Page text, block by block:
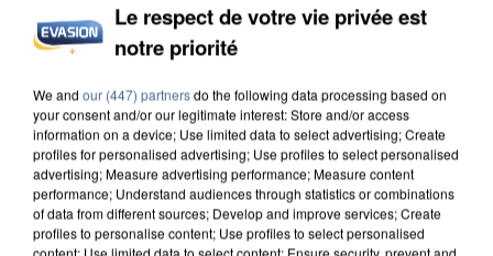
INCENDIES : L’ÎLE-DE-FRANCE LANCE UN ÉLAN
DE SOLIDARITÉ AVEC LES...
Le respect de votre vie privée est
notre priorité
We and our (447) partnersdo the following data processing based on
your consent and/or our legitimate interest: Store and/or access
information on a device; Use limited data to select advertising; Create
profiles for personalised advertising; Use profiles to select personalised
advertising; Measure advertising performance; Measure content
performance; Understand audiences through statistics or combinations
of data from different sources; Develop and improve services; Create
profiles to personalise content; Use profiles to select personalised
content; Use limited data to select content; Ensure security, prevent and